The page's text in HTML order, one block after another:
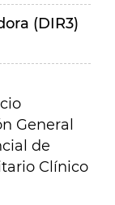
(DIR3)
General
de
Clínico